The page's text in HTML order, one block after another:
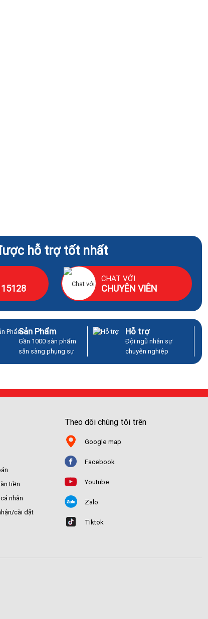
hỗ trợ tốt nhất
CHAT VỚI
CHUYÊN VIÊN
Sản Phẩm
Gần 1000 sản phẩm
sẵn sàng phụng sự
Hỗ trợ
Đội ngũ nhân sự
chuyên nghiệp
tiền
nhân
cài đặt
Theo dõi chúng tôi trên
Google map
Facebook
Youtube
Zalo
Tiktok